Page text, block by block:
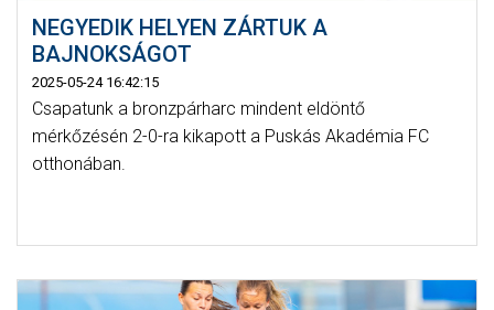
NEGYEDIK HELYEN ZÁRTUK A
BAJNOKSÁGOT
2025-05-24 16:42:15
Csapatunk a bronzpárharc mindent eldöntő
mérkőzésén 2-0-ra kikapott a Puskás Akadémia FC
otthonában.